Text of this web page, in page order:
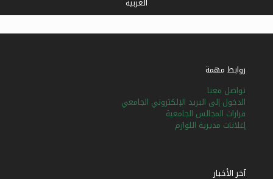
روابط مهمة
تواصل معنا
الدخول إلى البريد الإلكتروني الجامعي
قرارات المجالس الجامعية
إعلانات مديرية اللوازم
آخر الأخبار